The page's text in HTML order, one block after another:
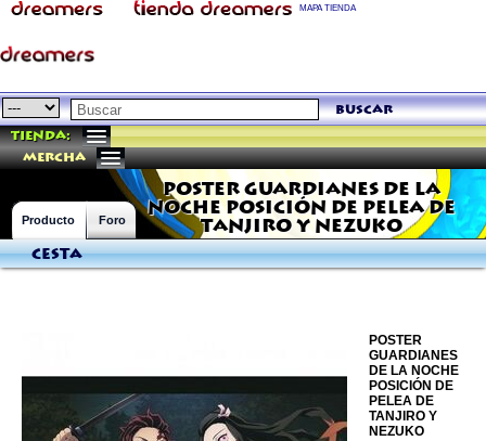
MAPA TIENDA
buscar
Tienda:
mercha
POSTER GUARDIANES DE LA
NOCHE POSICIÓN DE PELEA DE
TANJIRO Y NEZUKO
Producto Foro
Cesta
POSTER
GUARDIANES
DE LA NOCHE
POSICIÓN DE
PELEA DE
TANJIRO Y
NEZUKO